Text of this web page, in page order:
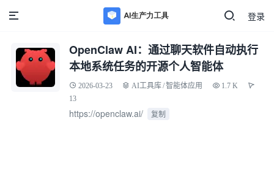
登录
OpenClaw AI：通过聊天软件自动执行
本地系统任务的开源个人智能体
2026-03-23 AI工具库/智能体应用
1.7 K
13
https://openclaw.ai/ 复制